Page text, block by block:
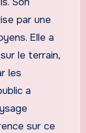
par une
Elle a
le terrain,
les
a
sur ce